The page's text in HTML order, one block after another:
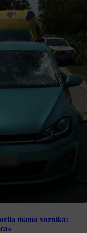
mama voznika: